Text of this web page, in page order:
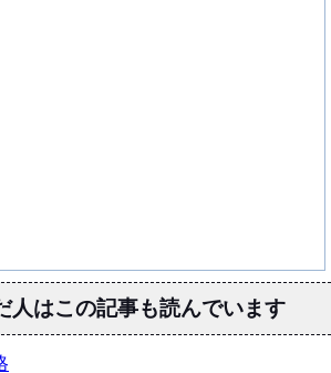
人はこの記事も読んでいます